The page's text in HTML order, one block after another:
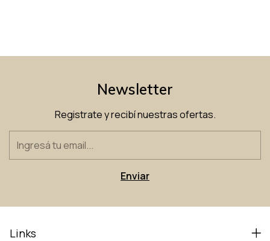
Newsletter
Registrate y recibí nuestras ofertas.
Links